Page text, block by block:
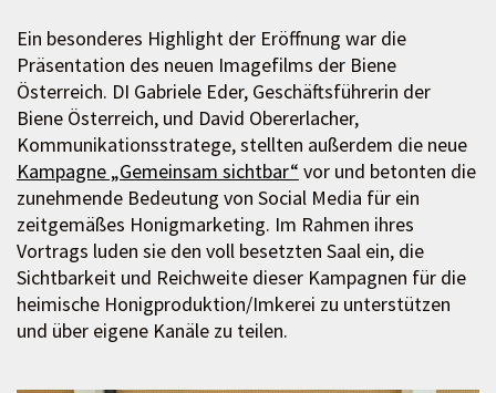
Ein besonderes Highlight der Eröffnung war die
Präsentation des neuen Imagefilms der Biene
Österreich. DI Gabriele Eder, Geschäftsführerin der
Biene Österreich, und David Obererlacher,
Kommunikationsstratege, stellten außerdem die neue
Kampagne „Gemeinsam sichtbar“ vor und betonten die
zunehmende Bedeutung von Social Media für ein
zeitgemäßes Honigmarketing. Im Rahmen ihres
Vortrags luden sie den voll besetzten Saal ein, die
Sichtbarkeit und Reichweite dieser Kampagnen für die
heimische Honigproduktion/Imkerei zu unterstützen
und über eigene Kanäle zu teilen.